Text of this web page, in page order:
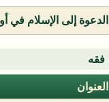
الدعوة إلى الإسلام في
فقه
العنوان